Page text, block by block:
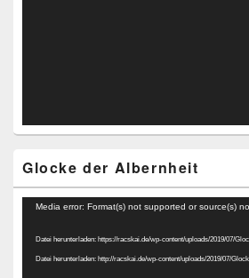
Glocke der Albernheit
Video-
Media error: Format(s) not supported or source(s)
Datei herunterladen: https://racskai.de/wp-content/uploads/2019/07/
Datei herunterladen: http://racskai.de/wp-content/uploads/2019/07/